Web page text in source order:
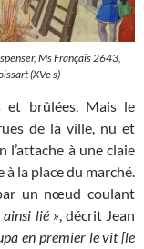
Ms Français 2643,
(XVe s)
et brûlées. Mais le
de la ville, nu et
l’attache à une claie
la place du marché.
un nœud coulant
lié », décrit Jean
en premier le vit [le